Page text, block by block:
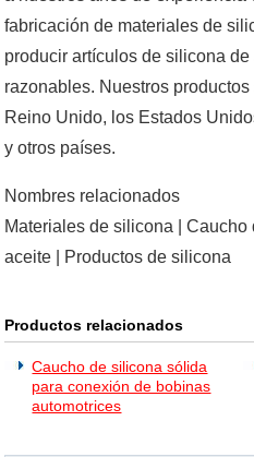
fabricación de materiales de
producir artículos de silicona
razonables. Nuestros
Reino Unido, los Estados
y otros países.
Nombres relacionados
Materiales de silicona |
aceite | Productos de silicona
Productos relacionados
Caucho de silicona sólida
para conexión de bobinas
automotrices